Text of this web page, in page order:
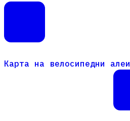
Карта на велосипедни алеи
Карта на велосипедни алеи